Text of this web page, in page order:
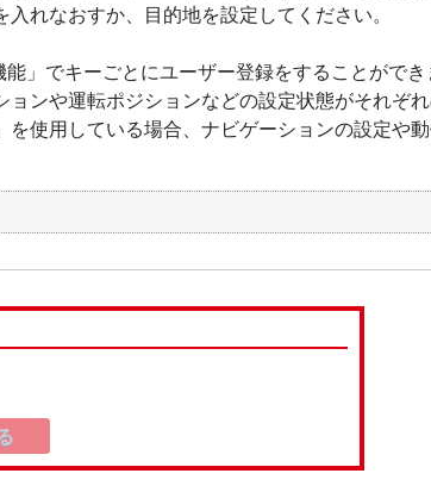
れなおすか、目的地を設定してください。
」でキーごとにユーザー登録をすることができ
ンや運転ポジションなどの設定状態がそれぞ
使用している場合、ナビゲーションの設定や